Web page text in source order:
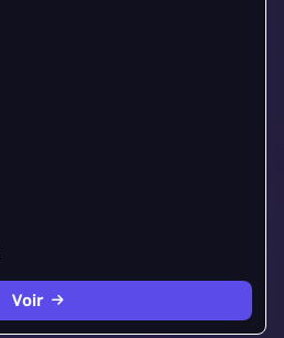
Voir